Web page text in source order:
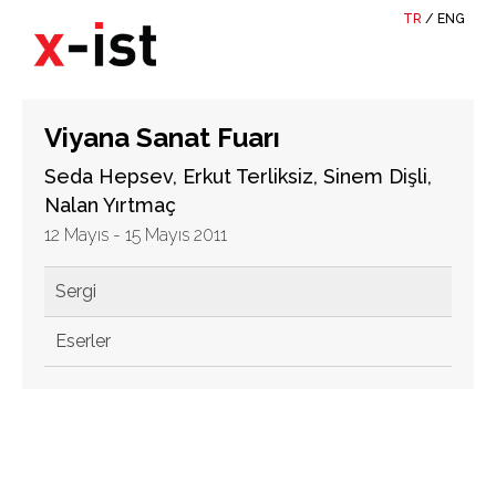
TR / ENG
Viyana Sanat Fuarı
Seda Hepsev, Erkut Terliksiz, Sinem Dişli,
Nalan Yırtmaç
12 Mayıs - 15 Mayıs 2011
Sergi
Eserler